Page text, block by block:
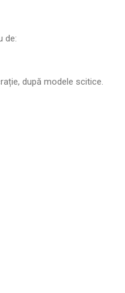
de:
după modele scitice.